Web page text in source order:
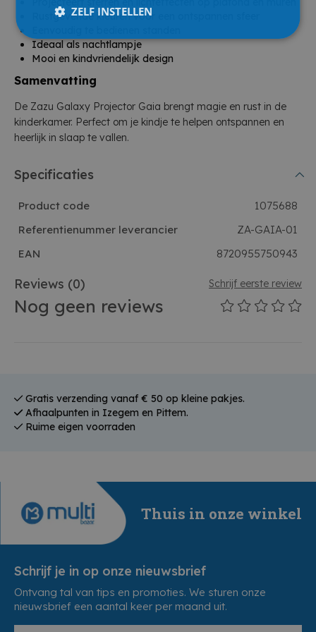
Rustgevende kleuren voor een ontspannen sfeer
Ideaal als nachtlampje
Mooi en kindvriendelijk design
Samenvatting
De Zazu Galaxy Projector Gaia brengt magie en rust in de
kinderkamer. Perfect om je kindje te helpen ontspannen en
heerlijk in slaap te vallen.
Specificaties
Product code
1075688
Referentienummer leverancier
ZA-GAIA-01
EAN
8720955750943
Reviews (0) Schrijf eerste review
Nog geen reviews
Gratis verzending vanaf € 50 op kleine pakjes.
Afhaalpunten in Izegem en Pittem.
Ruime eigen voorraden
Thuis in onze winkel
Schrijf je in op onze nieuwsbrief
Ontvang tal van tips en promoties. We sturen onze
nieuwsbrief een aantal keer per maand uit.
ZELF INSTELLEN